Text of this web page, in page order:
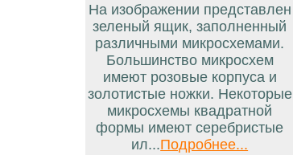
На изображении представлен
зеленый ящик, заполненный
различными микросхемами.
Большинство микросхем
имеют розовые корпуса и
золотистые ножки. Некоторые
микросхемы квадратной
формы имеют серебристые
ил...Подробнее...